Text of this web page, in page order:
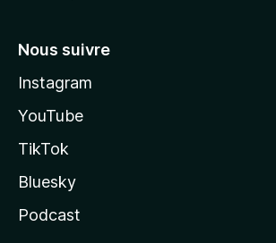
Nous suivre
Instagram
YouTube
TikTok
Bluesky
Podcast